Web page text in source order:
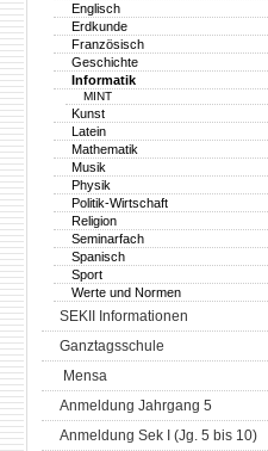
Englisch
Erdkunde
Französisch
Geschichte
Informatik
MINT
Kunst
Latein
Mathematik
Musik
Physik
Politik-Wirtschaft
Religion
Seminarfach
Spanisch
Sport
Werte und Normen
SEKII Informationen
Ganztagsschule
Mensa
Anmeldung Jahrgang 5
Anmeldung Sek I (Jg. 5 bis 10)